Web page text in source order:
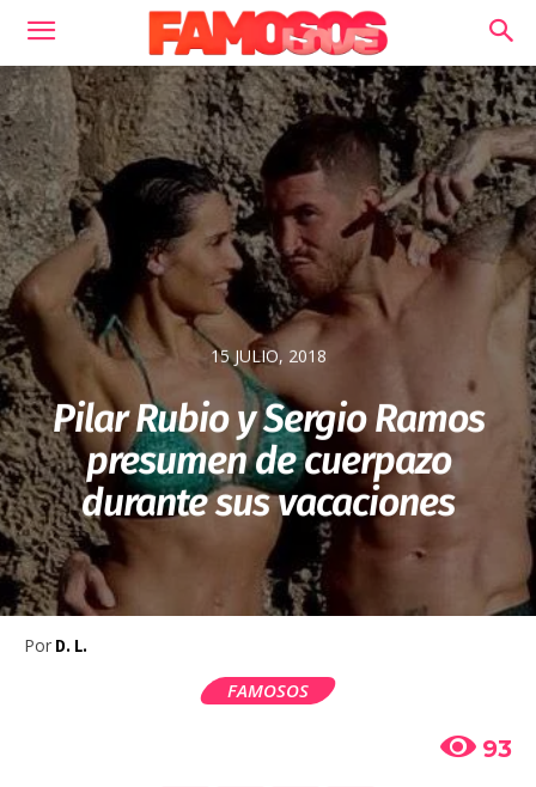
15 JULIO, 2018
Pilar Rubio y Sergio Ramos
presumen de cuerpazo
durante sus vacaciones
Por D. L.
FAMOSOS
93